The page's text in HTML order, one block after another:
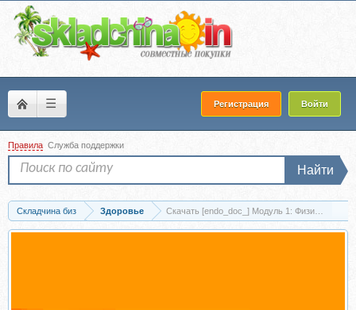
☰ Регистрация Войти
Правила Служба поддержки
Найти
Складчина биз Здоровье Скачать [endo_doc_] Модуль 1: Физиология